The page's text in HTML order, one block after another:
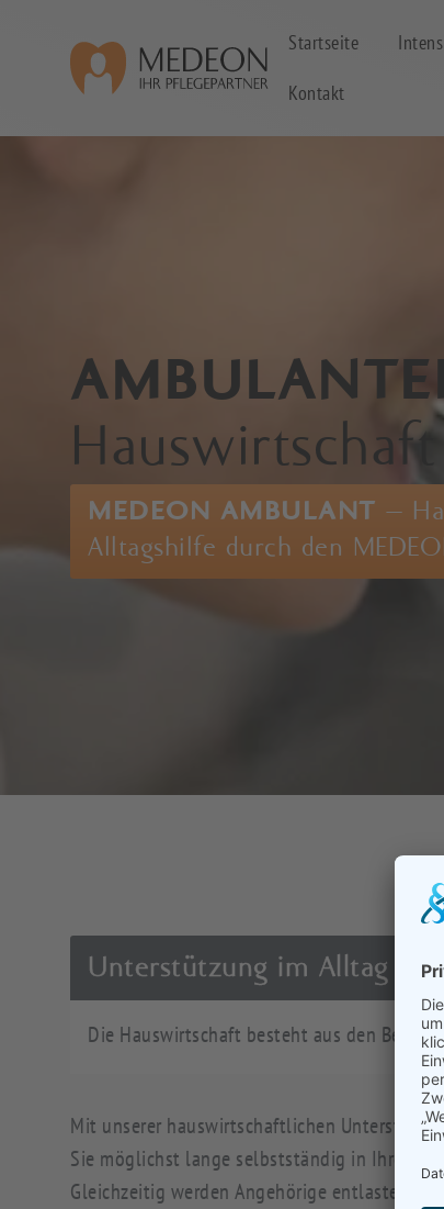
Startseite
Kontakt
MEDEON AMBULANT –
Alltagshilfe durch den
Unterstützung im Alltag
Die Hauswirtschaft besteht aus den
Mit unserer hauswirtschaftlichen
Sie möglichst lange selbstständig in Ihrem
Gleichzeitig werden Angehörige entlastet